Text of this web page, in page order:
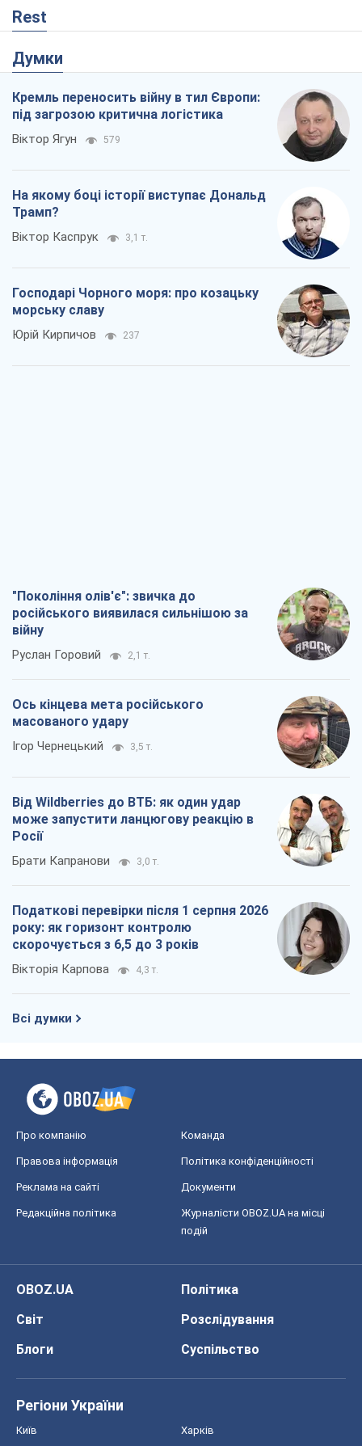
Rest
Думки
Кремль переносить війну в тил Європи:
під загрозою критична логістика
Віктор Ягун 579
На якому боці історії виступає Дональд
Трамп?
Віктор Каспрук 3,1 т.
Господарі Чорного моря: про козацьку
морську славу
Юрій Кирпичов 237
"Покоління олів'є": звичка до
російського виявилася сильнішою за
війну
Руслан Горовий 2,1 т.
Ось кінцева мета російського
масованого удару
Ігор Чернецький 3,5 т.
Від Wildberries до ВТБ: як один удар
може запустити ланцюгову реакцію в
Росії
Брати Капранови 3,0 т.
Податкові перевірки після 1 серпня 2026
року: як горизонт контролю
скорочується з 6,5 до 3 років
Вікторія Карпова 4,3 т.
Всі думки
Про компанію Команда
Правова інформація Політика конфіденційності
Реклама на сайті Документи
Редакційна політика
Журналісти OBOZ.UA на місці
подій
OBOZ.UA
Політика
Світ
Розслідування
Блоги
Суспільство
Регіони України
Київ Харків